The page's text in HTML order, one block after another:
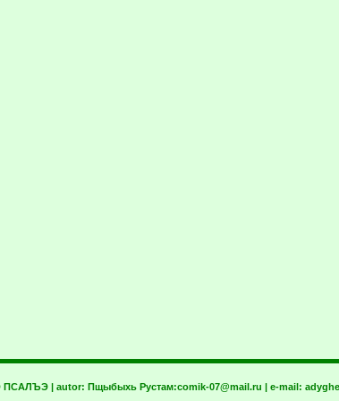
ПСАЛЪЭ | autor: Пщыбыхь Рустам:comik-07@mail.ru | e-mail: